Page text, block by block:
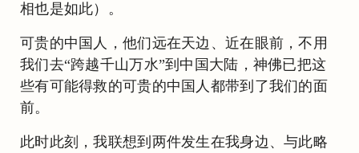
相也是如此）。
可贵的中国人，他们远在天边、近在眼前，不用
我们去“跨越千山万水”到中国大陆，神佛已把这
些有可能得救的可贵的中国人都带到了我们的面
前。
此时此刻，我联想到两件发生在我身边、与此略